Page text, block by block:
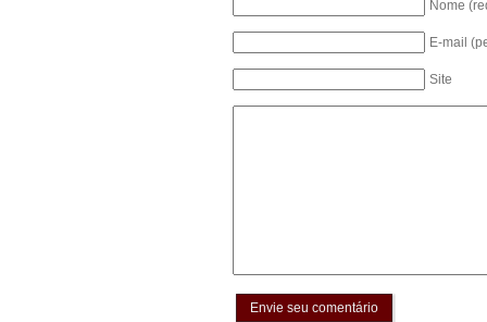
Nome
E-mail
Site
Envie seu comentário